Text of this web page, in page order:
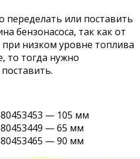
или поставить
бензонасоса, так как от
при низком уровне топлива
то тогда нужно
— 105 мм
— 65 мм
— 90 мм